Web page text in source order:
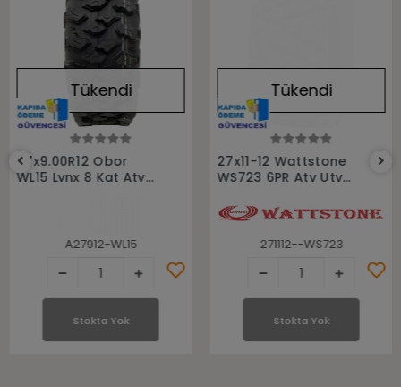
Stokta Yok
Tükendi
27x9.00R12 Obor
WL15 Lynx 8 Kat Atv
A27912-WL15
Stokta Yok
Stokta Yok
Tükendi
27x11-12 Wattstone
WS723 6PR Atv Utv
271112--WS723
Stokta Yok